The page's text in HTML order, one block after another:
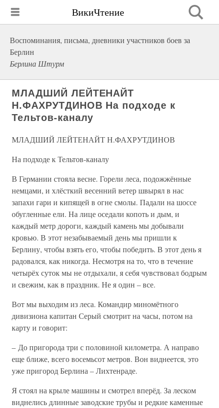
ВикиЧтение
Воспоминания, письма, дневники участников боев за
Берлин
Берлина Штурм
МЛАДШИЙ ЛЕЙТЕНАЙТ
Н.ФАХРУТДИНОВ На подходе к
Тельтов-каналу
МЛАДШИЙ ЛЕЙТЕНАЙТ Н.ФАХРУТДИНОВ
На подходе к Тельтов-каналу
В Германии стояла весне. Горели леса, подожжённые
немцами, и хлёсткий весенний ветер швырял в нас
запахи гари и кипящей в огне смолы. Падали на шоссе
обугленные ели. На лице оседали копоть и дым, и
каждый метр дороги, каждый камень мы добывали
кровью. В этот незабываемый день мы пришли к
Берлину, чтобы взять его, чтобы победить. В этот день я
радовался, как никогда. Несмотря на то, что в течение
четырёх суток мы не отдыхали, я себя чувствовал бодрым
и свежим, как в праздник. Не я один – все.
Вот мы выходим из леса. Командир миномётного
дивизиона капитан Серый смотрит на часы, потом на
карту и говорит:
– До пригорода три с половиной километра. А направо
еще ближе, всего восемьсот метров. Вон виднеется, это
уже пригород Берлина – Лихтенраде.
Я стоял на крыле машины и смотрел вперёд. За леском
виднелись длинные заводские трубы и редкие каменные